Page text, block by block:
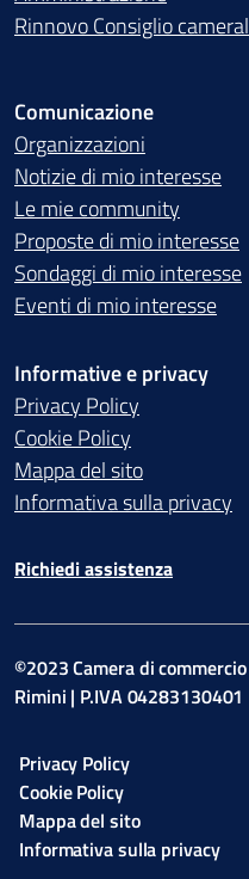
Rinnovo Consiglio
Comunicazione
Organizzazioni
Notizie di mio interesse
Le mie community
Proposte di mio interesse
Sondaggi di mio interesse
Eventi di mio interesse
Informative e privacy
Privacy Policy
Cookie Policy
Mappa del sito
Informativa sulla privacy
Richiedi assistenza
©2023 Camera di
Rimini | P.IVA 04283130401
Privacy Policy
Cookie Policy
Mappa del sito
Informativa sulla privacy